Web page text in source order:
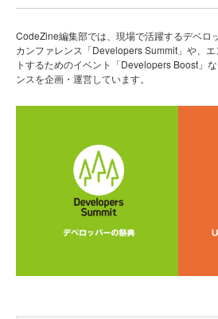
CodeZine編集部では、現場で活躍するデベロ
カンファレンス「Developers Summit」や、
トするためのイベント「Developers Boost」
ンスを企画・運営しています。